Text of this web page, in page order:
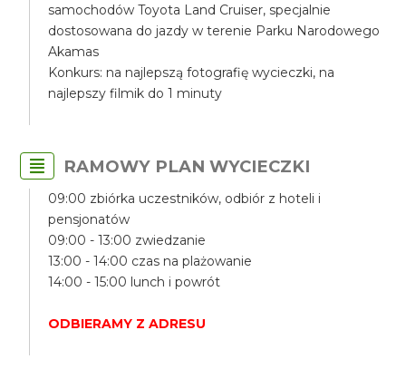
samochodów Toyota Land Cruiser, specjalnie
dostosowana do jazdy w terenie Parku Narodowego
Akamas
Konkurs: na najlepszą fotografię wycieczki, na
najlepszy filmik do 1 minuty
RAMOWY PLAN WYCIECZKI
09:00 zbiórka uczestników, odbiór z hoteli i
pensjonatów
09:00 - 13:00 zwiedzanie
13:00 - 14:00 czas na plażowanie
14:00 - 15:00 lunch i powrót
ODBIERAMY Z ADRESU